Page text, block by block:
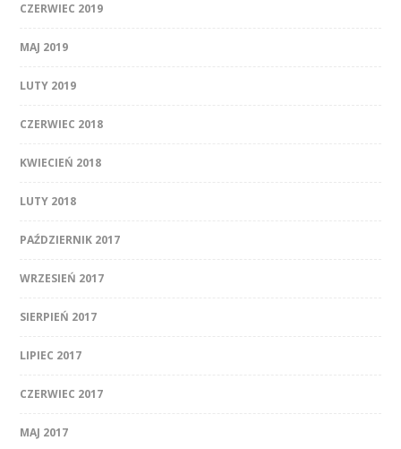
CZERWIEC 2019
MAJ 2019
LUTY 2019
CZERWIEC 2018
KWIECIEŃ 2018
LUTY 2018
PAŹDZIERNIK 2017
WRZESIEŃ 2017
SIERPIEŃ 2017
LIPIEC 2017
CZERWIEC 2017
MAJ 2017